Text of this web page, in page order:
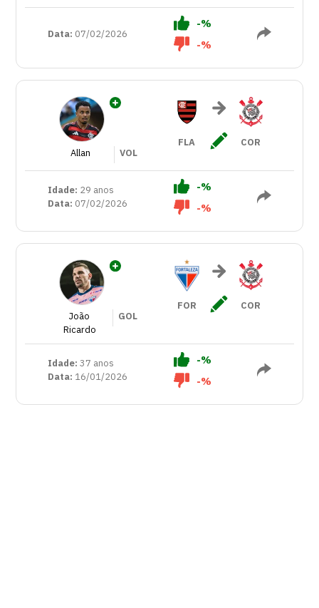
Data: 07/02/2026
-%
-%
Allan VOL
FLA COR
Idade: 29 anos
Data: 07/02/2026
-%
-%
João
Ricardo
GOL
FOR COR
Idade: 37 anos
Data: 16/01/2026
-%
-%